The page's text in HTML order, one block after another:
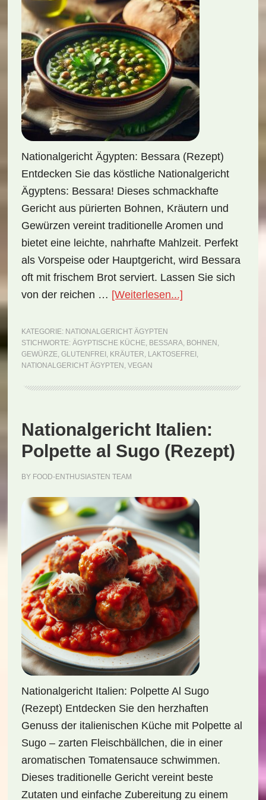
Nationalgericht Ägypten: Bessara (Rezept)
Entdecken Sie das köstliche Nationalgericht
Ägyptens: Bessara! Dieses schmackhafte
Gericht aus pürierten Bohnen, Kräutern und
Gewürzen vereint traditionelle Aromen und
bietet eine leichte, nahrhafte Mahlzeit. Perfekt
als Vorspeise oder Hauptgericht, wird Bessara
oft mit frischem Brot serviert. Lassen Sie sich
von der reichen … [Weiterlesen...]
(Rezept)
KATEGORIE: NATIONALGERICHT ÄGYPTEN
STICHWORTE: ÄGYPTISCHE KÜCHE, BESSARA, BOHNEN ,
GEWÜRZE, GLUTENFREI , KRÄUTER, LAKTOSEFREI ,
NATIONALGERICHT ÄGYPTEN , VEGAN
Nationalgericht Italien:
Polpette al Sugo (Rezept)
BY FOOD-ENTHUSIASTEN TEAM
Nationalgericht Italien: Polpette Al Sugo
(Rezept) Entdecken Sie den herzhaften
Genuss der italienischen Küche mit Polpette al
Sugo – zarten Fleischbällchen, die in einer
aromatischen Tomatensauce schwimmen.
Dieses traditionelle Gericht vereint beste
Zutaten und einfache Zubereitung zu einem